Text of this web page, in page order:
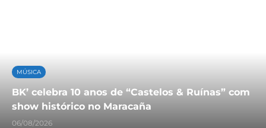
MÚSICA
BK’ celebra 10 anos de “Castelos & Ruínas” com
show histórico no Maracaña
06/08/2026